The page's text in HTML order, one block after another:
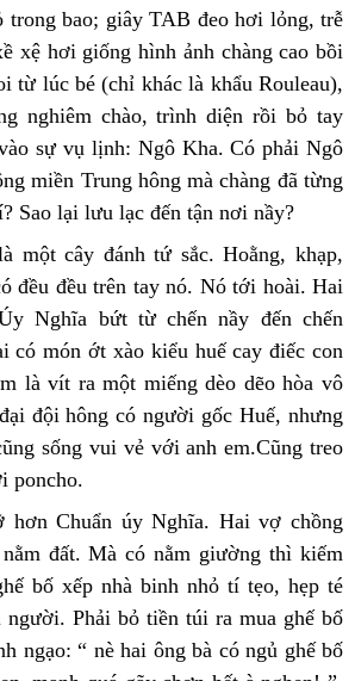
trong bao; giây TAB đeo hơi lỏng, trễ
xệ hơi giống hình ảnh chàng cao bồi
từ lúc bé (chỉ khác là khẩu Rouleau),
nghiêm chào, trình diện rồi bỏ tay
sự vụ lịnh: Ngô Kha. Có phải Ngô
miền Trung hông mà chàng đã từng
Sao lại lưu lạc đến tận nơi nầy?
một cây đánh tứ sắc. Hoằng, khạp,
đều đều trên tay nó. Nó tới hoài. Hai
Nghĩa bứt từ chến nầy đến chến
có món ớt xào kiểu huế cay điếc con
là vít ra một miếng dèo dẽo hòa vô
đội hông có người gốc Huế, nhưng
sống vui vẻ với anh em.Cũng treo
poncho.
hơn Chuẩn úy Nghĩa. Hai vợ chồng
đất. Mà có nằm giường thì kiếm
bố xếp nhà binh nhỏ tí tẹo, hẹp té
người. Phải bỏ tiền túi ra mua ghế bố
ngạo: “ nè hai ông bà có ngủ ghế bố